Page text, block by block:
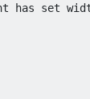
has set